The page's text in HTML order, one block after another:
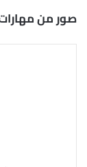
صور من مهارات